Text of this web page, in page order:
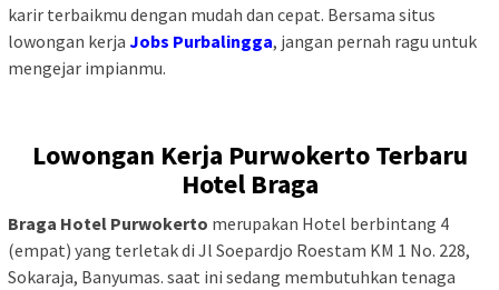
karir terbaikmu dengan mudah dan cepat. Bersama situs
lowongan kerja Jobs Purbalingga, jangan pernah ragu untuk
mengejar impianmu.
Lowongan Kerja Purwokerto Terbaru
Hotel Braga
Braga Hotel Purwokerto merupakan Hotel berbintang 4
(empat) yang terletak di Jl Soepardjo Roestam KM 1 No. 228,
Sokaraja, Banyumas. saat ini sedang membutuhkan tenaga